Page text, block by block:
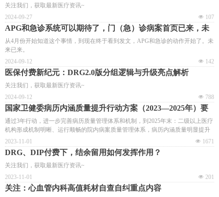
关注我们，获取最新医疗资讯~
넶 107
2024-09-27
APG和急诊系统可以期待了，门（急）诊病案首页已来，未
来已来。
从4月份开始知道这个事情，到现在终于看到发文，APG和急诊的动作开始了。未
来已来。
넶 142
2024-09-12
医保付费新纪元：DRG2.0版分组逻辑与升级亮点解析
关注我们，获取最新医疗资讯~
넶 788
2024-09-12
国家卫健委病历内涵质量提升行动方案（2023—2025年）要
点学习
通过3年行动，进一步完善病历质量管理体系和机制，到2025年末：二级以上医疗
机构形成机制明晰、运行顺畅的院内病案质量管理体系，病历内涵质量明显提升
넶 1671
2023-11-01
DRG、DIP付费下，结余留用如何发挥作用？
关注我们，获取最新医疗资讯~
넶 201
2023-11-01
关注：心血管内科高值耗材自查自纠重点内容